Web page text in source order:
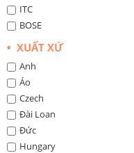
ITC
BOSE
• XUẤT XỨ
Anh
Áo
Czech
Đài Loan
Đức
Hungary